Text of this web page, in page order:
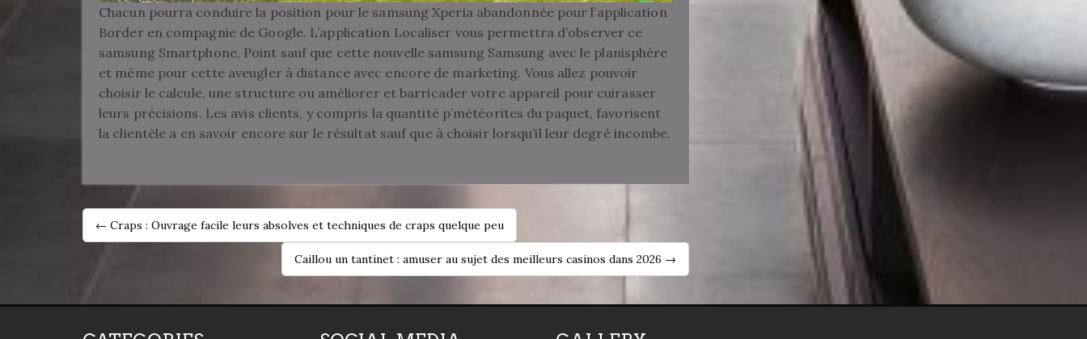
Chacun pourra conduire la position pour le samsung Xperia abandonnée pour l’application
Border en compagnie de Google. L’application Localiser vous permettra d’observer ce
samsung Smartphone, Point sauf que cette nouvelle samsung Samsung avec le planisphère
et même pour cette aveugler à distance avec encore de marketing. Vous allez pouvoir
choisir le calcule, une structure ou améliorer et barricader votre appareil pour cuirasser
leurs précisions. Les avis clients, y compris la quantité p’météorites du paquet, favorisent
la clientèle a en savoir encore sur le résultat sauf que à choisir lorsqu’il leur degré incombe.
POST
NAVIGATION
← Craps : Ouvrage facile leurs absolves et techniques de craps quelque peu
Caillou un tantinet : amuser au sujet des meilleurs casinos dans 2026 →